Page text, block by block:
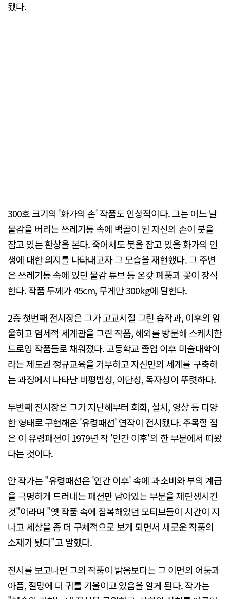
됐다.
300호 크기의 '화가의 손' 작품도 인상적이다. 그는 어느 날
물감을 버리는 쓰레기통 속에 백골이 된 자신의 손이 붓을
잡고 있는 환상을 본다. 죽어서도 붓을 잡고 있을 화가의 인
생에 대한 의지를 나타내고자 그 모습을 재현했다. 그 주변
은 쓰레기통 속에 있던 물감 튜브 등 온갖 폐품과 꽃이 장식
한다. 작품 두께가 45cm, 무게만 300kg에 달한다.
2층 첫번째 전시장은 그가 고교시절 그린 습작과, 이후의 암
울하고 염세적 세계관을 그린 작품, 해외를 방문해 스케치한
드로잉 작품들로 채워졌다. 고등학교 졸업 이후 미술대학이
라는 제도권 정규교육을 거부하고 자신만의 세계를 구축하
는 과정에서 나타난 비평범성, 이단성, 독자성이 뚜렷하다.
두번째 전시장은 그가 지난해부터 회화, 설치, 영상 등 다양
한 형태로 구현해온 '유령패션' 연작이 전시됐다. 주목할 점
은 이 유령패션이 1979년 작 '인간 이후'의 한 부분에서 따왔
다는 것이다.
안 작가는 "유령패션은 '인간 이후' 속에 과소비와 부의 계급
을 극명하게 드러내는 패션만 남아있는 부분을 재탄생시킨
것"이라며 "옛 작품 속에 잠복해있던 모티브들이 시간이 지
나고 세상을 좀 더 구체적으로 보게 되면서 새로운 작품의
소재가 됐다"고 말했다.
전시를 보고나면 그의 작품이 밝음보다는 그 이면의 어둠과
아픔, 절망에 더 귀를 기울이고 있음을 알게 된다. 작가는